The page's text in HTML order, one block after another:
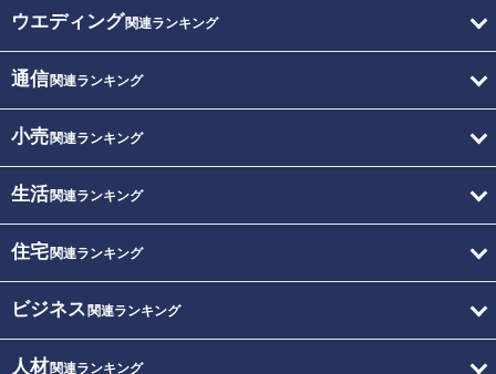
ウエディング関連ランキング
通信関連ランキング
小売関連ランキング
生活関連ランキング
住宅関連ランキング
ビジネス 関連ランキング
人材関連ランキング